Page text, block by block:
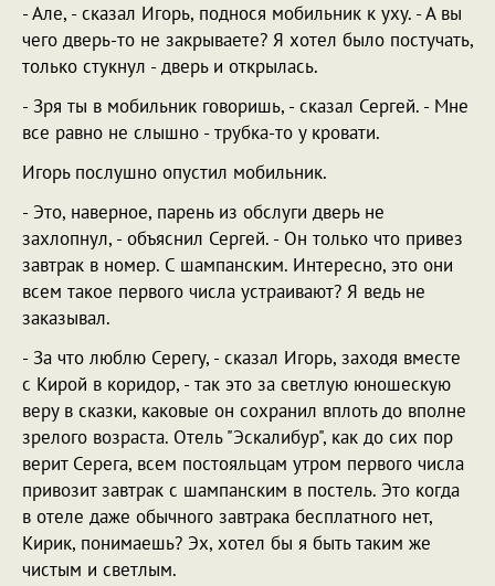
- Але, - сказал Игорь, поднося мобильник к уху. - А вы
чего дверь-то не закрываете? Я хотел было постучать,
только стукнул - дверь и открылась.
- Зря ты в мобильник говоришь, - сказал Сергей. - Мне
все равно не слышно - трубка-то у кровати.
Игорь послушно опустил мобильник.
- Это, наверное, парень из обслуги дверь не
захлопнул, - объяснил Сергей. - Он только что привез
завтрак в номер. С шампанским. Интересно, это они
всем такое первого числа устраивают? Я ведь не
заказывал.
- За что люблю Серегу, - сказал Игорь, заходя вместе
с Кирой в коридор, - так это за светлую юношескую
веру в сказки, каковые он сохранил вплоть до вполне
зрелого возраста. Отель "Эскалибур", как до сих пор
верит Серега, всем постояльцам утром первого числа
привозит завтрак с шампанским в постель. Это когда
в отеле даже обычного завтрака бесплатного нет,
Кирик, понимаешь? Эх, хотел бы я быть таким же
чистым и светлым.